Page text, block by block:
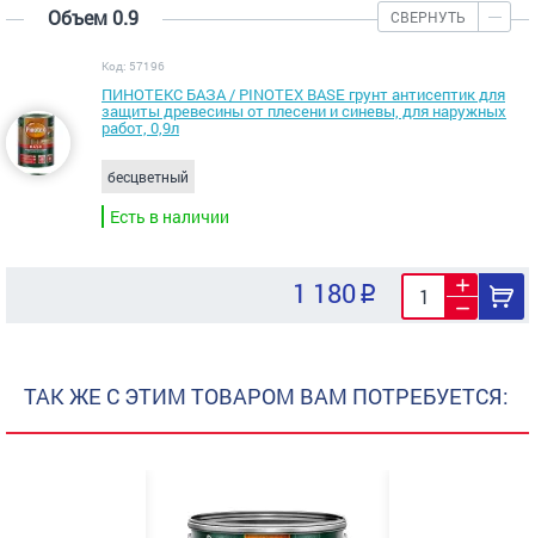
Объем 0.9 СВЕРНУТЬ
Код: 57196
ПИНОТЕКС БАЗА / PINOTEX BASE грунт антисептик для
защиты древесины от плесени и синевы, для наружных
работ, 0,9л
бесцветный
Есть в наличии
1 180
ТАК ЖЕ С ЭТИМ ТОВАРОМ ВАМ ПОТРЕБУЕТСЯ: